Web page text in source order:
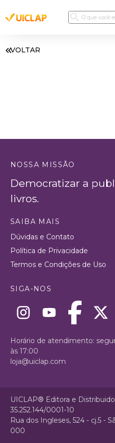
VOLTAR
NOSSA MISSÃO
Democratizar a
livros.
SAIBA MAIS
Dúvidas e Contato
Política de Privacidade
Termos e Condições de Uso
SIGA-NOS
Horário de atendimento:
às 17:00
loja@uiclap.com
UICLAP® Editora e
35.252.144/0001-10
Rua dos Ingleses, 524 - cj.5 -
000